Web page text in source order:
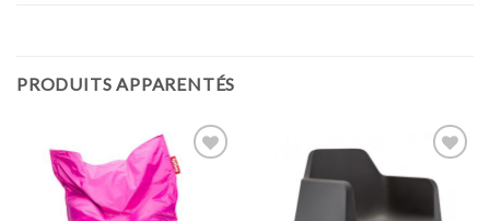
PRODUITS APPARENTÉS
Ajouter
à la
wishlist